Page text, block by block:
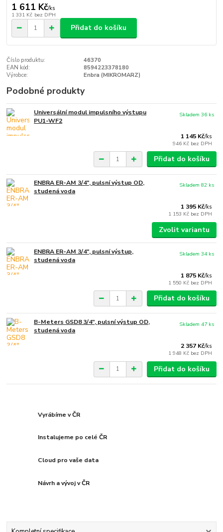
1 611 Kč/ks
1 331 Kč bez DPH
Přidat do košíku
Číslo produktu:
46370
EAN kód:
8594223378180
Výrobce:
Enbra (MIKROMARZ)
Podobné produkty
Universální modul impulsního výstupu
PU1-WF2
1 145 Kč/ks
946 Kč bez DPH
Skladem 36 ks
Přidat do košíku
ENBRA ER-AM 3/4", pulsní výstup OD,
studená voda
1 395 Kč/ks
1 153 Kč bez DPH
Skladem 82 ks
Zvolit variantu
ENBRA ER-AM 3/4", pulsní výstup,
studená voda
1 875 Kč/ks
1 550 Kč bez DPH
Skladem 34 ks
Přidat do košíku
B-Meters GSD8 3/4", pulsní výstup OD,
studená voda
2 357 Kč/ks
1 948 Kč bez DPH
Skladem 47 ks
Přidat do košíku
Vyrábíme v ČR
Instalujeme po celé ČR
Cloud pro vaše data
Návrh a vývoj v ČR